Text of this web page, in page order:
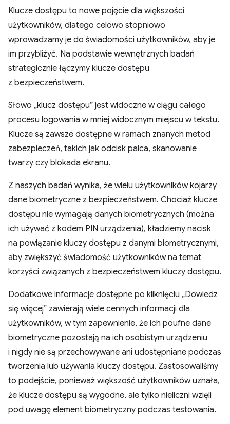
Klucze dostępu to nowe pojęcie dla większości
użytkowników, dlatego celowo stopniowo
wprowadzamy je do świadomości użytkowników, aby je
im przybliżyć. Na podstawie wewnętrznych badań
strategicznie łączymy klucze dostępu
z bezpieczeństwem.
Słowo „klucz dostępu” jest widoczne w ciągu całego
procesu logowania w mniej widocznym miejscu w tekstu.
Klucze są zawsze dostępne w ramach znanych metod
zabezpieczeń, takich jak odcisk palca, skanowanie
twarzy czy blokada ekranu.
Z naszych badań wynika, że wielu użytkowników kojarzy
dane biometryczne z bezpieczeństwem. Chociaż klucze
dostępu nie wymagają danych biometrycznych (można
ich używać z kodem PIN urządzenia), kładziemy nacisk
na powiązanie kluczy dostępu z danymi biometrycznymi,
aby zwiększyć świadomość użytkowników na temat
korzyści związanych z bezpieczeństwem kluczy dostępu.
Dodatkowe informacje dostępne po kliknięciu „Dowiedz
się więcej” zawierają wiele cennych informacji dla
użytkowników, w tym zapewnienie, że ich poufne dane
biometryczne pozostają na ich osobistym urządzeniu
i nigdy nie są przechowywane ani udostępniane podczas
tworzenia lub używania kluczy dostępu. Zastosowaliśmy
to podejście, ponieważ większość użytkowników uznała,
że klucze dostępu są wygodne, ale tylko nieliczni wzięli
pod uwagę element biometryczny podczas testowania.